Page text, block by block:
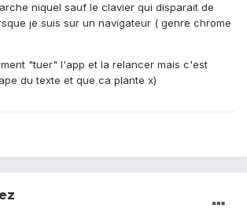
niquel sauf le clavier qui disparait de
je suis sur un navigateur ( genre chrome
"tuer" l'app et la relancer mais c'est
du texte et que ca plante x)